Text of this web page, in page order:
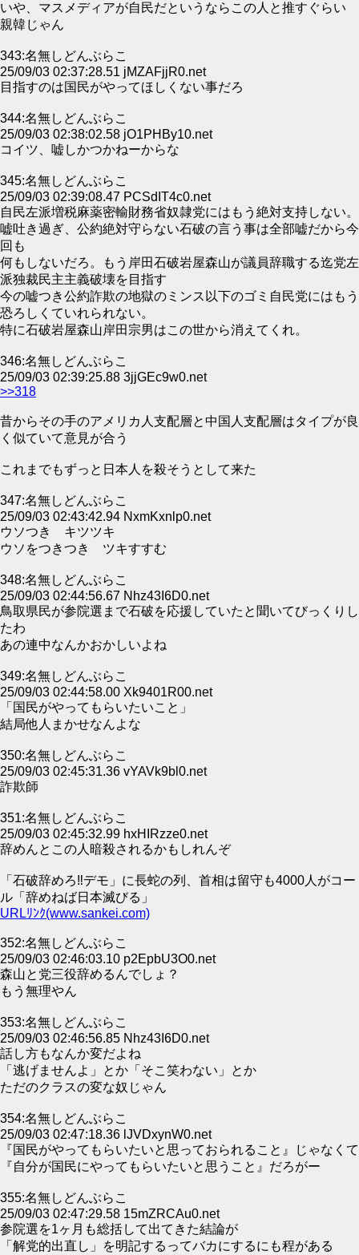
いや、マスメディアが自民だというならこの人と推すぐらい
親韓じゃん
343:名無しどんぶらこ
25/09/03 02:37:28.51 jMZAFjjR0.net
目指すのは国民がやってほしくない事だろ
344:名無しどんぶらこ
25/09/03 02:38:02.58 jO1PHBy10.net
コイツ、嘘しかつかねーからな
345:名無しどんぶらこ
25/09/03 02:39:08.47 PCSdIT4c0.net
自民左派増税麻薬密輸財務省奴隷党にはもう絶対支持しない。
嘘吐き過ぎ、公約絶対守らない石破の言う事は全部嘘だから今
回も
何もしないだろ。もう岸田石破岩屋森山が議員辞職する迄党左
派独裁民主主義破壊を目指す
今の嘘つき公約詐欺の地獄のミンス以下のゴミ自民党にはもう
恐ろしくていれられない。
特に石破岩屋森山岸田宗男はこの世から消えてくれ。
346:名無しどんぶらこ
25/09/03 02:39:25.88 3jjGEc9w0.net
>>318
昔からその手のアメリカ人支配層と中国人支配層はタイプが良
く似ていて意見が合う
これまでもずっと日本人を殺そうとして来た
347:名無しどんぶらこ
25/09/03 02:43:42.94 NxmKxnlp0.net
ウソつき キツツキ
ウソをつきつき ツキすすむ
348:名無しどんぶらこ
25/09/03 02:44:56.67 Nhz43I6D0.net
鳥取県民が参院選まで石破を応援していたと聞いてびっくりし
たわ
あの連中なんかおかしいよね
349:名無しどんぶらこ
25/09/03 02:44:58.00 Xk9401R00.net
「国民がやってもらいたいこと」
結局他人まかせなんよな
350:名無しどんぶらこ
25/09/03 02:45:31.36 vYAVk9bl0.net
詐欺師
351:名無しどんぶらこ
25/09/03 02:45:32.99 hxHIRzze0.net
辞めんとこの人暗殺されるかもしれんぞ
「石破辞めろ‼デモ」に長蛇の列、首相は留守も4000人がコー
ル「辞めねば日本滅びる」
URLﾘﾝｸ(www.sankei.com)
352:名無しどんぶらこ
25/09/03 02:46:03.10 p2EpbU3O0.net
森山と党三役辞めるんでしょ？
もう無理やん
353:名無しどんぶらこ
25/09/03 02:46:56.85 Nhz43I6D0.net
話し方もなんか変だよね
「逃げませんよ」とか「そこ笑わない」とか
ただのクラスの変な奴じゃん
354:名無しどんぶらこ
25/09/03 02:47:18.36 lJVDxynW0.net
『国民がやってもらいたいと思っておられること』じゃなくて
『自分が国民にやってもらいたいと思うこと』だろがー
355:名無しどんぶらこ
25/09/03 02:47:29.58 15mZRCAu0.net
参院選を1ヶ月も総括して出てきた結論が
「解党的出直し」を明記するってバカにするにも程がある